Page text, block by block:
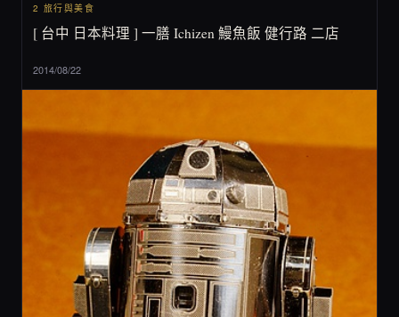
2 旅行與美食
[ 台中 日本料理 ] 一膳 Ichizen 鰻魚飯 健行路 二店
2014/08/22